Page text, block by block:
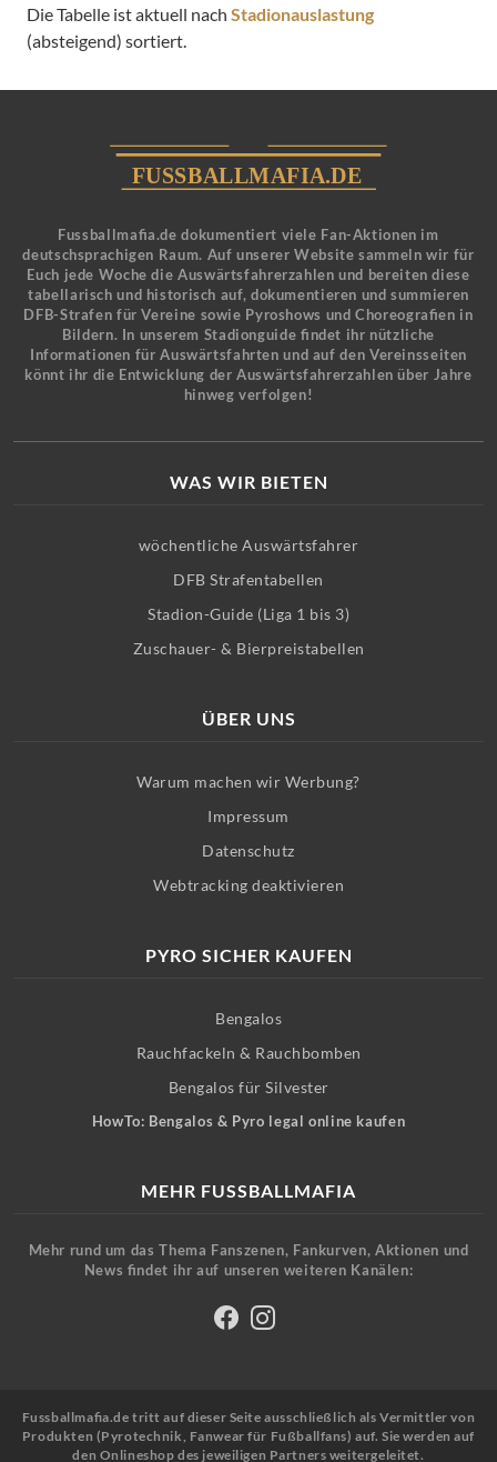
Die Tabelle ist aktuell nach Stadionauslastung
(absteigend) sortiert.
Fussballmafia.de dokumentiert viele Fan-Aktionen im
deutschsprachigen Raum. Auf unserer Website sammeln wir für
Euch jede Woche die Auswärtsfahrerzahlen und bereiten diese
tabellarisch und historisch auf, dokumentieren und summieren
DFB-Strafen für Vereine sowie Pyroshows und Choreografien in
Bildern. In unserem Stadionguide findet ihr nützliche
Informationen für Auswärtsfahrten und auf den Vereinsseiten
könnt ihr die Entwicklung der Auswärtsfahrerzahlen über Jahre
hinweg verfolgen!
WAS WIR BIETEN
wöchentliche Auswärtsfahrer
DFB Strafentabellen
Stadion-Guide (Liga 1 bis 3)
Zuschauer- & Bierpreistabellen
ÜBER UNS
Warum machen wir Werbung?
Impressum
Datenschutz
Webtracking deaktivieren
PYRO SICHER KAUFEN
Bengalos
Rauchfackeln & Rauchbomben
Bengalos für Silvester
HowTo: Bengalos & Pyro legal online kaufen
MEHR FUSSBALLMAFIA
Mehr rund um das Thema Fanszenen, Fankurven, Aktionen und
News findet ihr auf unseren weiteren Kanälen:
Fussballmafia.de tritt auf dieser Seite ausschließlich als Vermittler von
Produkten (Pyrotechnik, Fanwear für Fußballfans) auf. Sie werden auf
den Onlineshop des jeweiligen Partners weitergeleitet.